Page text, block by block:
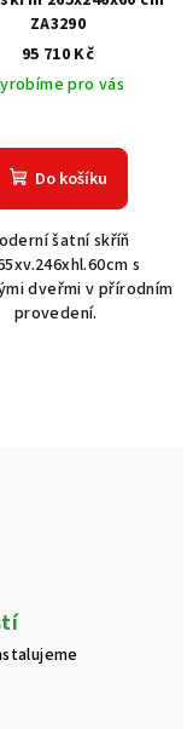
ZA3290
95 710 Kč
pro vás
Do košíku
šatní skříň
s
dveřmi v přírodním
provedení.